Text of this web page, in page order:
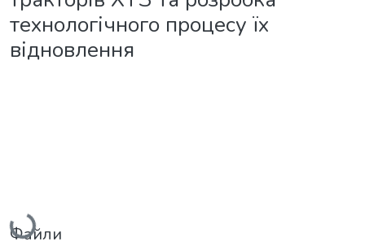
технологічного процесу їх
відновлення
Вантажиться...
Файли